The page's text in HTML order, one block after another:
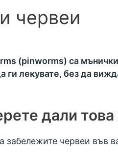
червеи
(pinworms) са мънички
ги лекувате, без да
дали
забележите червеи във